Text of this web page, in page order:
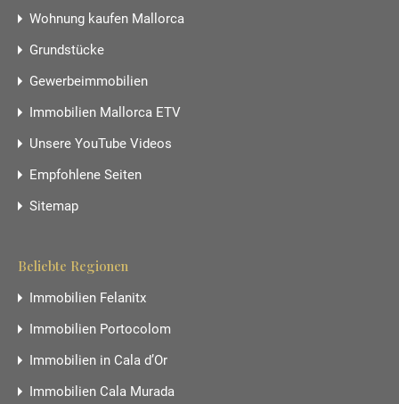
Wohnung kaufen Mallorca
Grundstücke
Gewerbeimmobilien
Immobilien Mallorca ETV
Unsere YouTube Videos
Empfohlene Seiten
Sitemap
Beliebte Regionen
Immobilien Felanitx
Immobilien Portocolom
Immobilien in Cala d’Or
Immobilien Cala Murada